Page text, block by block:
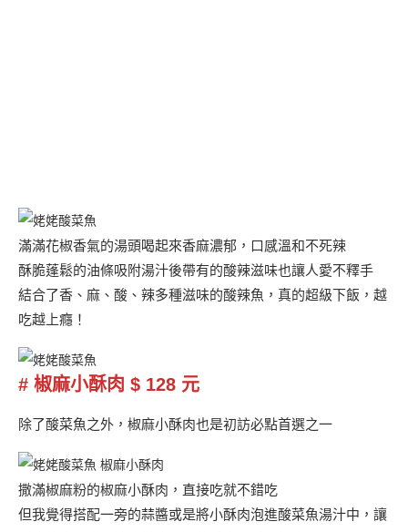
滿滿花椒香氣的湯頭喝起來香麻濃郁，口感溫和不死辣
酥脆蓬鬆的油條吸附湯汁後帶有的酸辣滋味也讓人愛不釋手
結合了香、麻、酸、辣多種滋味的酸辣魚，真的超級下飯，越
吃越上癮！
# 椒麻小酥肉 $ 128 元
除了酸菜魚之外，椒麻小酥肉也是初訪必點首選之一
撒滿椒麻粉的椒麻小酥肉，直接吃就不錯吃
但我覺得搭配一旁的蒜醬或是將小酥肉泡進酸菜魚湯汁中，讓